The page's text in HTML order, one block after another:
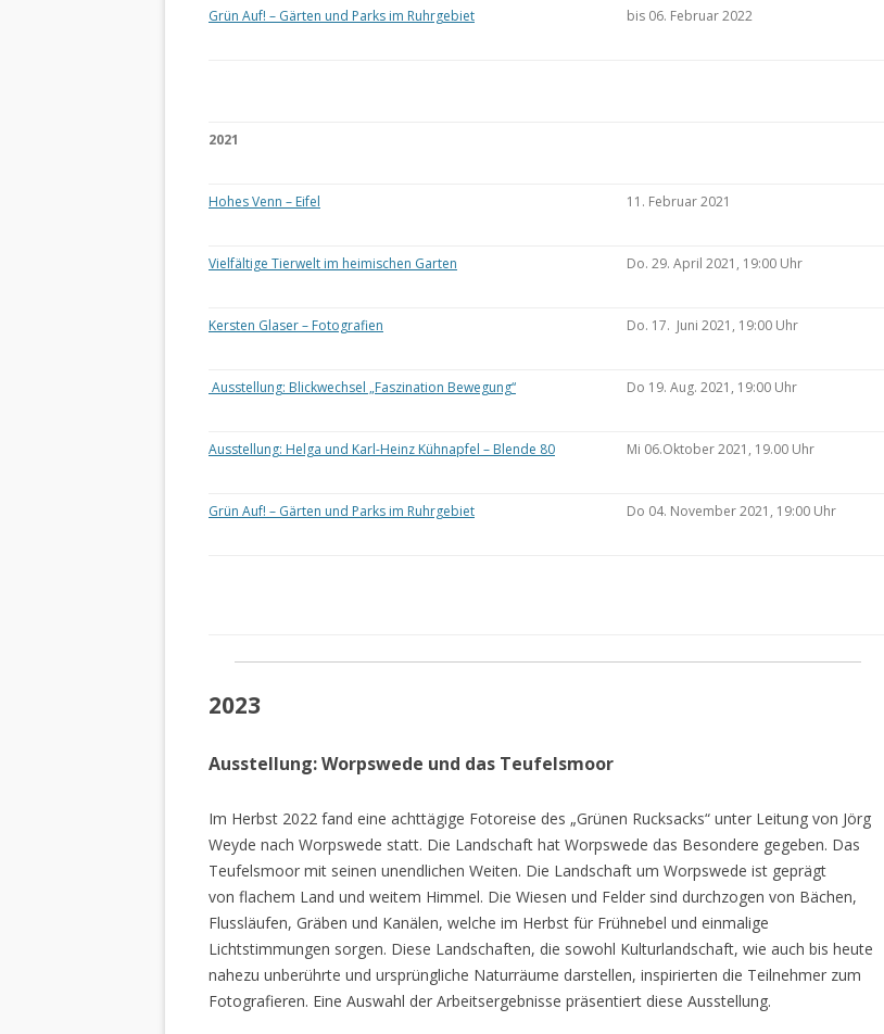
Grün Auf! – Gärten und Parks im Ruhrgebiet bis 06. Februar 2022
2021
Hohes Venn – Eifel 11. Februar 2021
Vielfältige Tierwelt im heimischen Garten Do. 29. April 2021, 19:00 Uhr
Kersten Glaser – Fotografien Do. 17. Juni 2021, 19:00 Uhr
Ausstellung: Blickwechsel „Faszination Bewegung“ Do 19. Aug. 2021, 19:00 Uhr
Ausstellung: Helga und Karl-Heinz Kühnapfel – Blende 80 Mi 06.Oktober 2021, 19.00 Uhr
Grün Auf! – Gärten und Parks im Ruhrgebiet Do 04. November 2021, 19:00 Uhr
2023
Ausstellung: Worpswede und das Teufelsmoor
Im Herbst 2022 fand eine achttägige Fotoreise des „Grünen Rucksacks“ unter Leitung von Jörg
Weyde nach Worpswede statt. Die Landschaft hat Worpswede das Besondere gegeben. Das
Teufelsmoor mit seinen unendlichen Weiten. Die Landschaft um Worpswede ist geprägt
von flachem Land und weitem Himmel. Die Wiesen und Felder sind durchzogen von Bächen,
Flussläufen, Gräben und Kanälen, welche im Herbst für Frühnebel und einmalige
Lichtstimmungen sorgen. Diese Landschaften, die sowohl Kulturlandschaft, wie auch bis heute
nahezu unberührte und ursprüngliche Naturräume darstellen, inspirierten die Teilnehmer zum
Fotografieren. Eine Auswahl der Arbeitsergebnisse präsentiert diese Ausstellung.